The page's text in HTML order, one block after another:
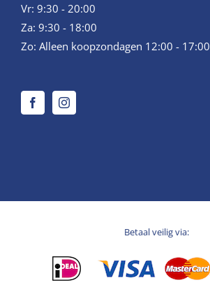
Vr: 9:30 - 20:00
Za: 9:30 - 18:00
Zo: Alleen koopzondagen 12:00 - 17:00
Betaal veilig via: